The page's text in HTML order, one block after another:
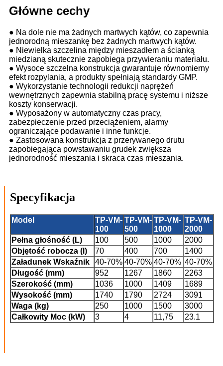
Główne cechy
● Na dole nie ma żadnych martwych kątów, co zapewnia
jednorodną mieszankę bez żadnych martwych kątów.
● Niewielka szczelina między mieszadłem a ścianką
miedzianą skutecznie zapobiega przywieraniu materiału.
● Wysoce szczelna konstrukcja gwarantuje równomierny
efekt rozpylania, a produkty spełniają standardy GMP.
● Wykorzystanie technologii redukcji naprężeń
wewnętrznych zapewnia stabilną pracę systemu i niższe
koszty konserwacji.
● Wyposażony w automatyczny czas pracy,
zabezpieczenie przed przeciążeniem, alarmy
ograniczające podawanie i inne funkcje.
● Zastosowana konstrukcja z przerywanego drutu
zapobiegająca powstawaniu grudek zwiększa
jednorodność mieszania i skraca czas mieszania.
Specyfikacja
Model
TP-VM-
100
TP-VM-
500
TP-VM-
1000
TP-VM-
2000
Pełna głośność (L) 100 500 1000
2000
Objętość robocza (l)
70 400 700
1400
Załadunek Wskaźnik 40-70% 40-70% 40-70% 40-70%
Długość (mm)
952 1267 1860
2263
Szerokość (mm)
1036 1000 1409
1689
Wysokość (mm)
1740 1790 2724
3091
Waga (kg)
250 1000 1500
3000
Całkowity Moc (kW) 3 4 11,75 23.1